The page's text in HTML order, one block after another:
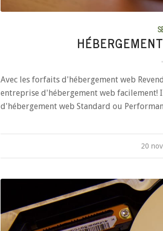
Avec les forfaits d'hébergement web
entreprise d'hébergement web facilement!
d'hébergement web Standard ou
20